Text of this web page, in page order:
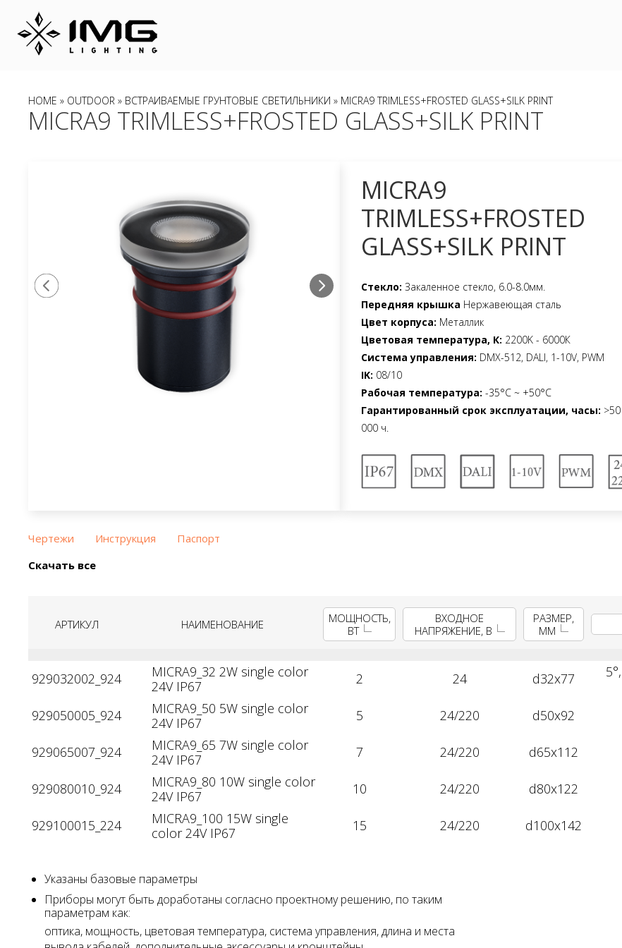
HOME » OUTDOOR » ВСТРАИВАЕМЫЕ ГРУНТОВЫЕ СВЕТИЛЬНИКИ » MICRA9 TRIMLESS+FROSTED GLASS+SILK PRINT
MICRA9 TRIMLESS+FROSTED GLASS+SILK PRINT
MICRA9
TRIMLESS+FROSTED
GLASS+SILK PRINT
Стекло: Закаленное стекло, 6.0-8.0мм.
Передняя крышка Нержавеющая сталь
Цвет корпуса: Металлик
Цветовая температура, К: 2200K - 6000К
Система управления: DMX-512, DALI, 1-10V, PWM
IK: 08/10
Рабочая температура: -35°C ~ +50°C
Гарантированный срок эксплуатации, часы: >50
000 ч.
Чертежи Инструкция
Паспорт
Скачать все
АРТИКУЛ НАИМЕНОВАНИЕ
МОЩНОСТЬ,
ВТ
ВХОДНОЕ
НАПРЯЖЕНИЕ, В
РАЗМЕР,
ММ
929032002_924
MICRA9_32 2W single color
24V IP67
2 24 d32x77
929050005_924
MICRA9_50 5W single color
24V IP67
5 24/220 d50x92
929065007_924
MICRA9_65 7W single color
24V IP67
7 24/220 d65x112
929080010_924
MICRA9_80 10W single color
24V IP67
10 24/220 d80x122
929100015_224
MICRA9_100 15W single
color 24V IP67
15 24/220 d100x142
Указаны базовые параметры
Приборы могут быть доработаны согласно проектному решению, по таким
параметрам как:
оптика, мощность, цветовая температура, система управления, длина и места